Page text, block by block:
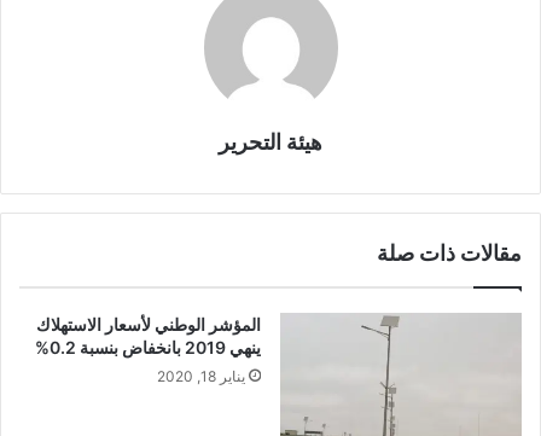
هيئة التحرير
مقالات ذات صلة
المؤشر الوطني لأسعار الاستهلاك
ينهي 2019 بانخفاض بنسبة 0.2%
يناير 18, 2020